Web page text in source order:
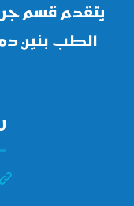
يتقدم قسم
التهنئة